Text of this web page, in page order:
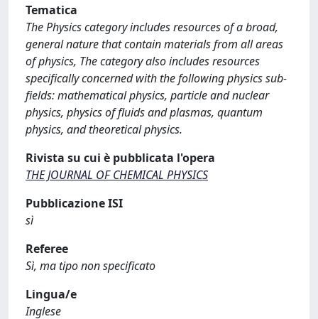
Tematica
The Physics category includes resources of a broad,
general nature that contain materials from all areas
of physics, The category also includes resources
specifically concerned with the following physics sub-
fields: mathematical physics, particle and nuclear
physics, physics of fluids and plasmas, quantum
physics, and theoretical physics.
Rivista su cui è pubblicata l'opera
THE JOURNAL OF CHEMICAL PHYSICS
Pubblicazione ISI
sì
Referee
Sì, ma tipo non specificato
Lingua/e
Inglese